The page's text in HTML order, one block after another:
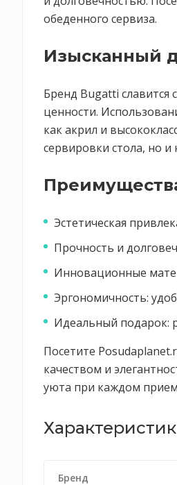
обеденного сервиза.
Изысканный
Бренд Bugatti
ценности.
как акрил и
сервировки стола, но
Эстетическая
Прочность и
Инновационные
Эргономичность:
Идеальный подарок:
Посетите
качеством и
уюта при каждом
Бренд